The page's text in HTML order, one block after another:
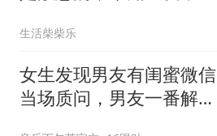
生活柴柴乐
女生发现男友有闺蜜微信
当场质问，男友一番解释